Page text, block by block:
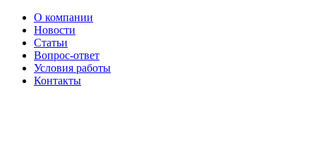
О компании
Новости
Статьи
Вопрос-ответ
Условия работы
Контакты